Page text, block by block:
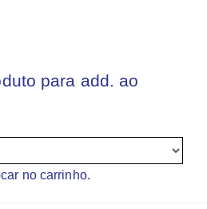
para add. ao
no carrinho.